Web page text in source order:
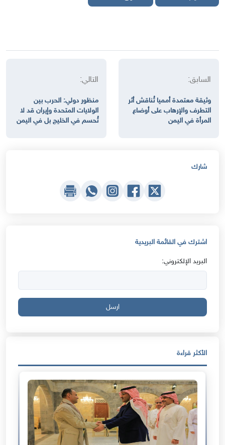
السابق:
وثيقة معتمدة أمميا تُناقش أثر
التطرف والإرهاب على أوضاع
المرأة في اليمن
التالي:
منظور دولي: الحرب بين
الولايات المتحدة وإيران قد لا
تُحسم في الخليج بل في اليمن
شارك
اشترك في القائمة البريدية
البريد الإلكتروني:
ارسل
الأكثر قراءة